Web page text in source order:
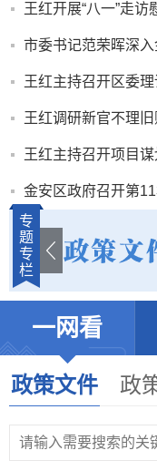
王红开展“八一”走访
市委书记范荣晖深
王红主持召开区委
王红调研新官不理
王红主持召开项目
金安区政府召开第
专
题
专
栏
一网看
政策文件 政